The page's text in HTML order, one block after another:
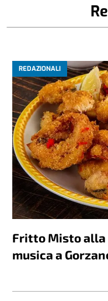
REDAZIONALI
Fritto Misto alla
musica a